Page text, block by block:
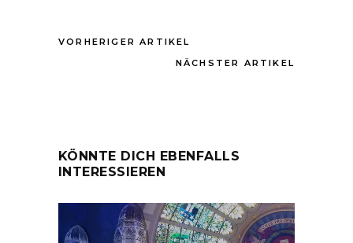
VORHERIGER ARTIKEL
NÄCHSTER ARTIKEL
KÖNNTE DICH EBENFALLS
INTERESSIEREN